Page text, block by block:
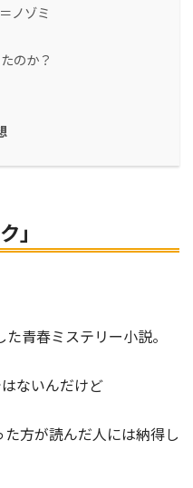
ノゾミ
のか？
」
青春ミステリー小説。
ないんだけど
方が読んだ人には納得し